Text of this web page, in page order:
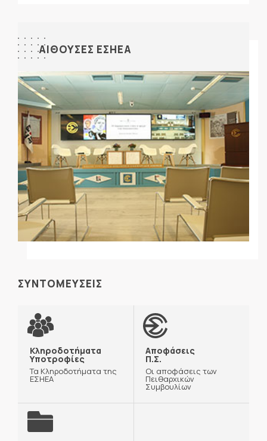
ΑΙΘΟΥΣΕΣ ΕΣΗΕΑ
ΣΥΝΤΟΜΕΥΣΕΙΣ
Κληροδοτήματα
Υποτροφίες
Τα Κληροδοτήματα της
ΕΣΗΕΑ
Αποφάσεις
Π.Σ.
Οι αποφάσεις των
Πειθαρχικών
Συμβουλίων